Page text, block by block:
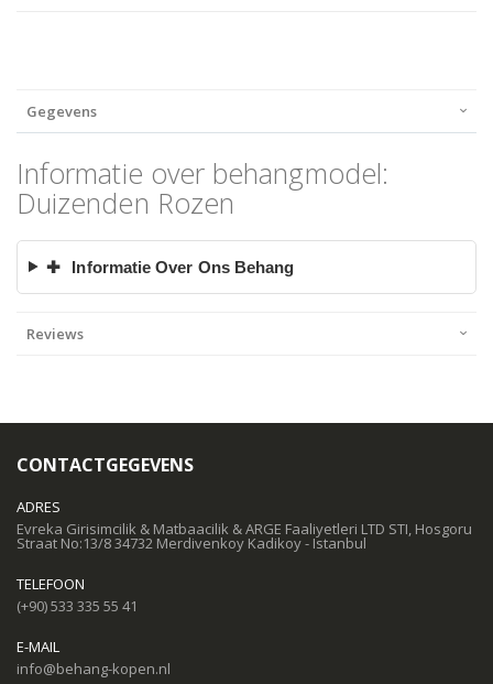
Gegevens
Informatie over behangmodel:
Duizenden Rozen
✚ Informatie Over Ons Behang
Reviews
CONTACTGEGEVENS
ADRES
Evreka Girisimcilik & Matbaacilik & ARGE Faaliyetleri LTD STI, Hosgoru
Straat No:13/8 34732 Merdivenkoy Kadikoy - Istanbul
TELEFOON
(+90) 533 335 55 41
E-MAIL
info@behang-kopen.nl